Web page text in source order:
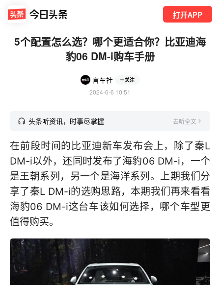
打开APP
5个配置怎么选？哪个更适合你？比亚迪海
豹06 DM-i购车手册
言车社 关注
2024-6-6 10:51
头条听资讯，时事尽掌握 去听全文
在前段时间的比亚迪新车发布会上，除了秦L
DM-i以外，还同时发布了海豹06 DM-i，一个
是王朝系列，另一个是海洋系列。上期我们分
享了秦L DM-i的选购思路，本期我们再来看看
海豹06 DM-i这台车该如何选择，哪个车型更
值得购买。